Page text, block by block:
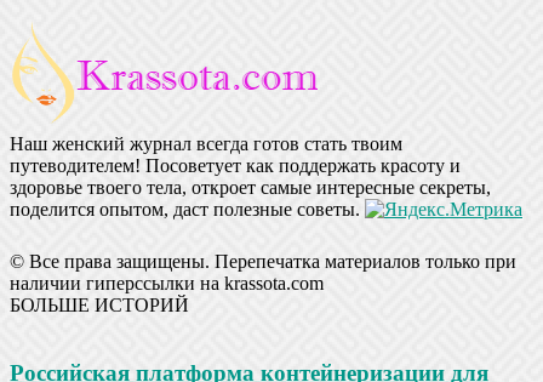
Наш женский журнал всегда готов стать твоим
путеводителем! Посоветует как поддержать красоту и
здоровье твоего тела, откроет самые интересные секреты,
поделится опытом, даст полезные советы.
© Все права защищены. Перепечатка материалов только при
наличии гиперссылки на krassota.com
БОЛЬШЕ ИСТОРИЙ
Российская платформа контейнеризации для